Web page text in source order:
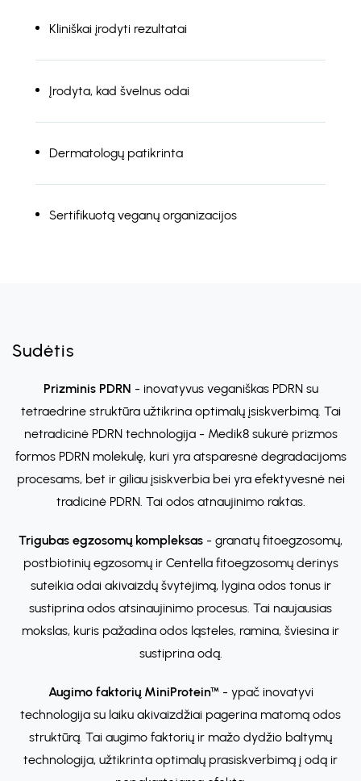
Kliniškai įrodyti rezultatai
Įrodyta, kad švelnus odai
Dermatologų patikrinta
Sertifikuotą veganų organizacijos
Sudėtis
Prizminis PDRN - inovatyvus veganiškas PDRN su
tetraedrine struktūra užtikrina optimalų įsiskverbimą. Tai
netradicinė PDRN technologija - Medik8 sukurė prizmos
formos PDRN molekulę, kuri yra atsparesnė degradacijoms
procesams, bet ir giliau įsiskverbia bei yra efektyvesnė nei
tradicinė PDRN. Tai odos atnaujinimo raktas.
Trigubas egzosomų kompleksas - granatų fitoegzosomų,
postbiotinių egzosomų ir Centella fitoegzosomų derinys
suteikia odai akivaizdų švytėjimą, lygina odos tonus ir
sustiprina odos atsinaujinimo procesus. Tai naujausias
mokslas, kuris pažadina odos ląsteles, ramina, šviesina ir
sustiprina odą.
Augimo faktorių MiniProtein™- ypač inovatyvi
technologija su laiku akivaizdžiai pagerina matomą odos
struktūrą. Tai augimo faktorių ir mažo dydžio baltymų
technologija, užtikrinta optimalų prasiskverbimą į odą ir